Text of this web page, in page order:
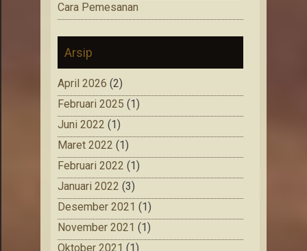
Cara Pemesanan
Arsip
April 2026 (2)
Februari 2025 (1)
Juni 2022 (1)
Maret 2022 (1)
Februari 2022 (1)
Januari 2022 (3)
Desember 2021 (1)
November 2021 (1)
Oktober 2021 (1)